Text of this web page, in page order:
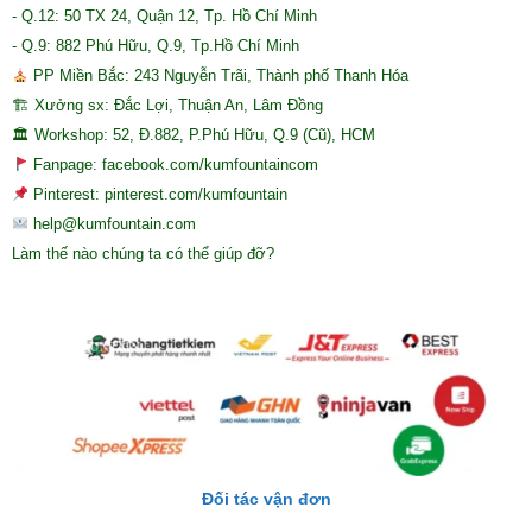
- Q.12: 50 TX 24, Quận 12, Tp. Hồ Chí Minh
- Q.9: 882 Phú Hữu, Q.9, Tp.Hồ Chí Minh
PP Miền Bắc: 243 Nguyễn Trãi, Thành phố Thanh Hóa
🏗 Xưởng sx: Đắc Lợi, Thuận An, Lâm Đồng
🏛 Workshop: 52, Đ.882, P.Phú Hữu, Q.9 (Cũ), HCM
Fanpage: facebook.com/kumfountaincom
Pinterest: pinterest.com/kumfountain
help@kumfountain.com
Làm thế nào chúng ta có thể giúp đỡ?
Đối tác vận đơn